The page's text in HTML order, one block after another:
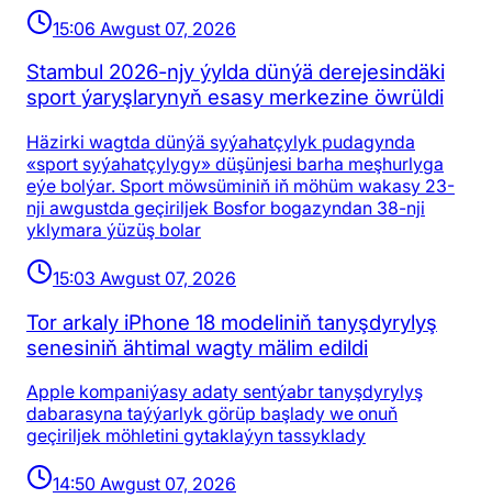
15:06 Awgust 07, 2026
Stambul 2026-njy ýylda dünýä derejesindäki
sport ýaryşlarynyň esasy merkezine öwrüldi
Häzirki wagtda dünýä syýahatçylyk pudagynda
«sport syýahatçylygy» düşünjesi barha meşhurlyga
eýe bolýar. Sport möwsüminiň iň möhüm wakasy 23-
nji awgustda geçiriljek Bosfor bogazyndan 38-nji
yklymara ýüzüş bolar
15:03 Awgust 07, 2026
Tor arkaly iPhone 18 modeliniň tanyşdyrylyş
senesiniň ähtimal wagty mälim edildi
Apple kompaniýasy adaty sentýabr tanyşdyrylyş
dabarasyna taýýarlyk görüp başlady we onuň
geçiriljek möhletini gytaklaýyn tassyklady
14:50 Awgust 07, 2026